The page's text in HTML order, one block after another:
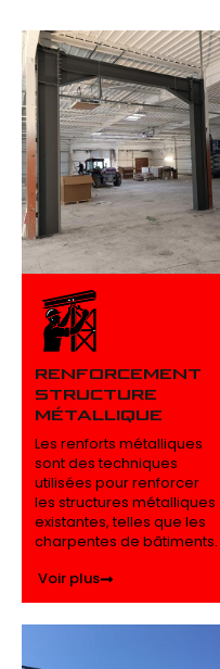
RENFORCEMENT
STRUCTURE
MÉTALLIQUE
Les renforts métalliques
sont des techniques
utilisées pour renforcer
les structures métalliques
existantes, telles que les
charpentes de bâtiments.
Voir plus